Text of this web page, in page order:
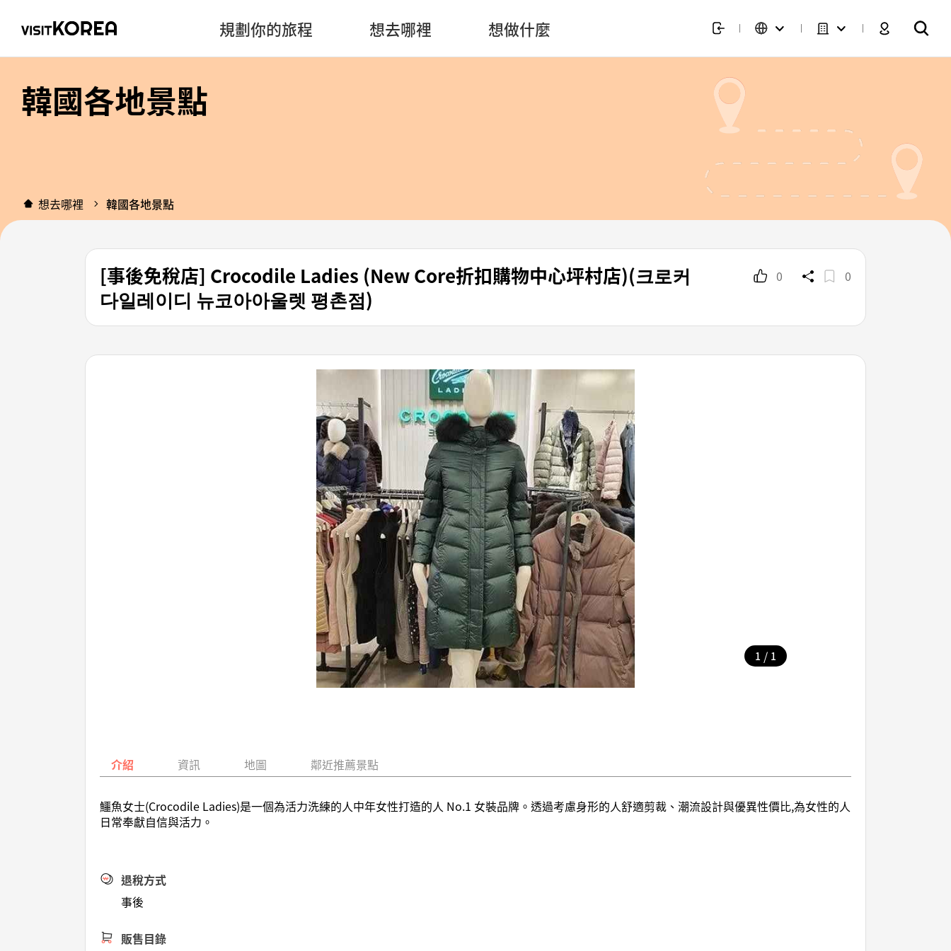
規劃你的旅程 想去哪裡 想做什麼
韓國各地景點
想去哪裡 韓國各地景點
[事後免稅店] Crocodile Ladies (New Core折扣購物中心坪村店)(크로커
다일레이디 뉴코아아울렛 평촌점)
0 0
1 / 1
介紹 資訊 地圖 鄰近推薦景點
鱷魚女士(Crocodile Ladies)是一個為活力洗練的人中年女性打造的人 No.1 女裝品牌。透過考慮身形的人舒適剪裁、潮流設計與優異性價比,為女性的人
日常奉獻自信與活力。
退稅方式
事後
販售目錄